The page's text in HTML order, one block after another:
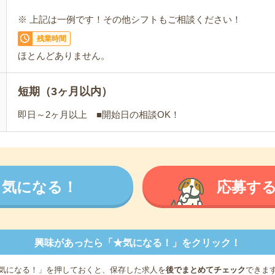
※ 上記は一例です！その他シフトもご相談ください！
残業時間
ほとんどありません。
短期（3ヶ月以内）
即日～2ヶ月以上 ■開始日の相談OK！
気になる！ 応募す
興味があったら「★気になる！」をクリック！
になる！」を押しておくと、保存した求人を後でまとめてチェックできま